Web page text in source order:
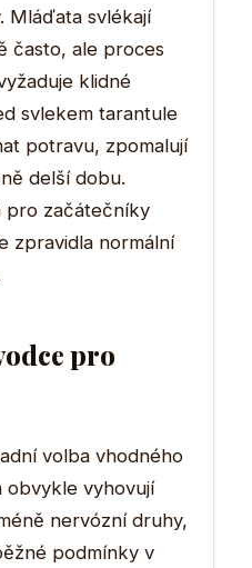
Mláďata svlékají
často, ale proces
klidné
svlekem tarantule
potravu, zpomalují
delší dobu.
pro začátečníky
zpravidla normální
pro
volba vhodného
obvykle vyhovují
nervózní druhy,
podmínky v